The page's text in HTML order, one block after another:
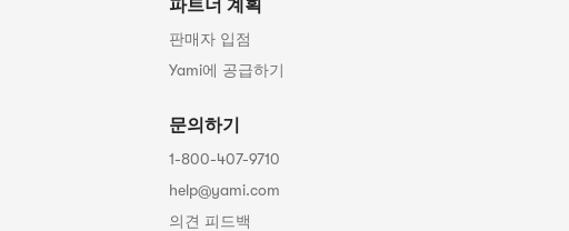
파트너 계획
판매자 입점
Yami에 공급하기
문의하기
1-800-407-9710
help@yami.com
의견 피드백